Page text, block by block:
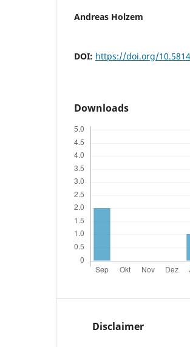
Andreas Holzem
DOI: https://doi.org/
Downloads
Disclaimer